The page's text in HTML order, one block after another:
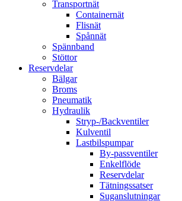
Transportnät
Containernät
Flisnät
Spånnät
Spännband
Stöttor
Reservdelar
Bälgar
Broms
Pneumatik
Hydraulik
Stryp-/Backventiler
Kulventil
Lastbilspumpar
By-passventiler
Enkelflöde
Reservdelar
Tätningssatser
Suganslutningar